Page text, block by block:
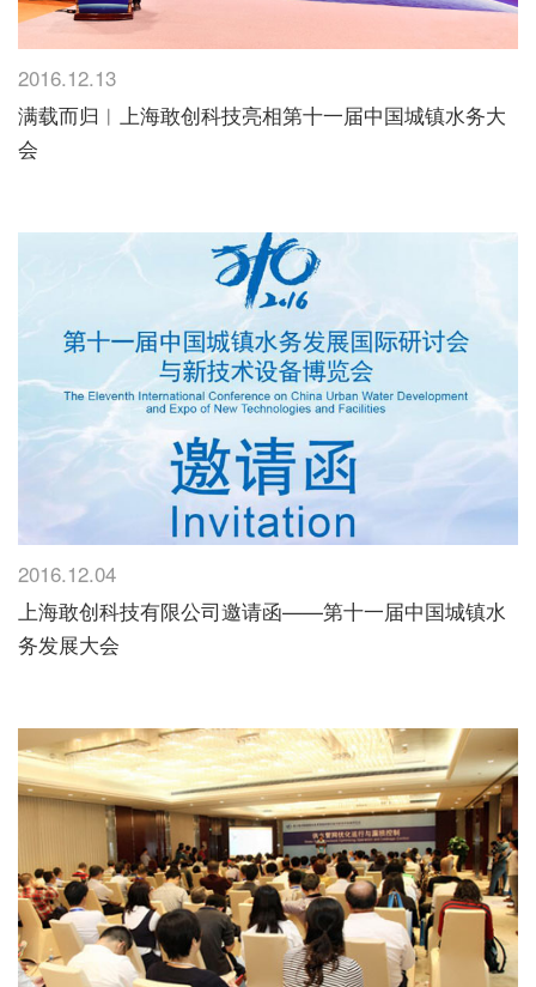
2016.12.13
满载而归︱上海敢创科技亮相第十一届中国城镇水务大
会
2016.12.04
上海敢创科技有限公司邀请函——第十一届中国城镇水
务发展大会